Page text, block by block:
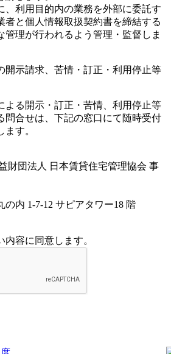
、利用目的内の業務を外部に委託す
者と個人情報取扱契約書を締結する
管理が行われるよう管理・監督しま
開示請求、苦情・訂正・利用停止等
よる開示・訂正・苦情、利用停止等
問合せは、下記の窓口にて随時受付
す。
財団法人 日本賃貸住宅管理協会 事
の内 1-7-12 サピアタワー18 階
容に同意します。